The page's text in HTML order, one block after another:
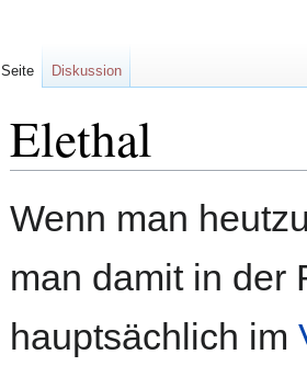
Elethal
Navigation
Suche
Wenn man
man damit in der
hauptsächlich im
Seite Diskussion